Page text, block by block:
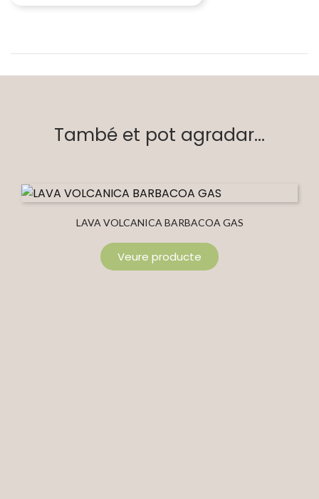
També et pot agradar...
LAVA VOLCANICA BARBACOA GAS
Veure producte